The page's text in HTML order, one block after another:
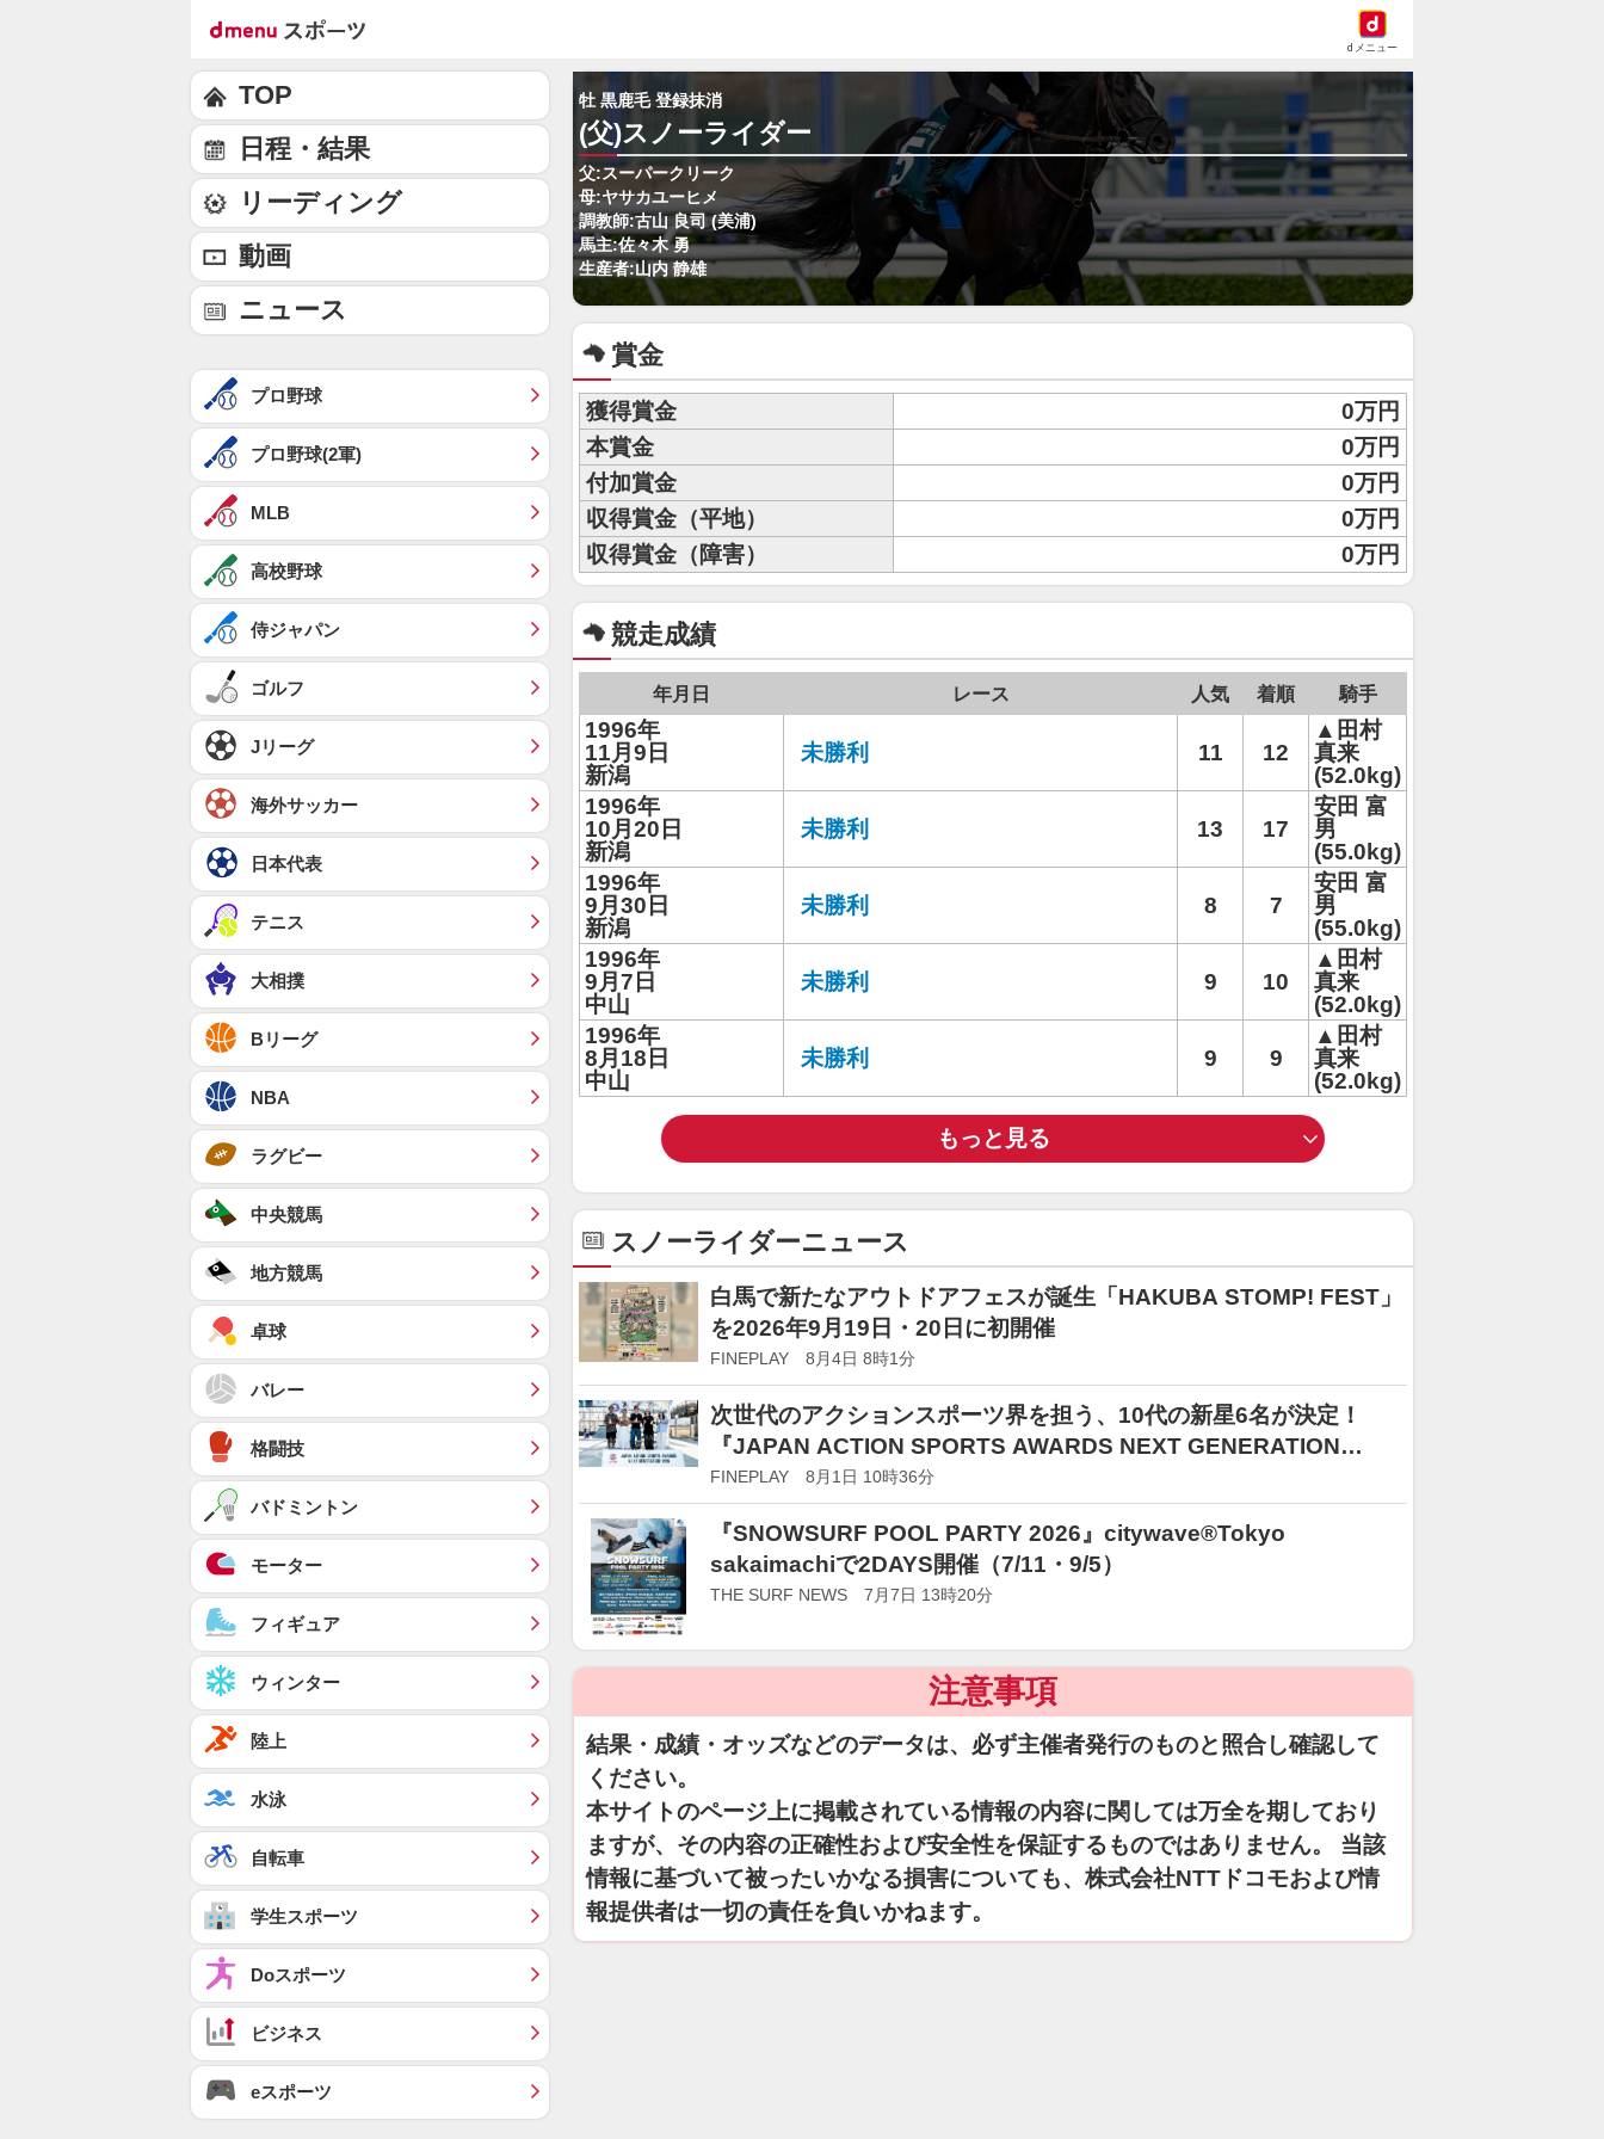
dメニュー
牡 黒鹿毛 登録抹消
(父)スノーライダー
父:スーパークリーク
母:ヤサカユーヒメ
調教師:古山 良司 (美浦)
馬主:佐々木 勇
生産者:山内 静雄
賞金
獲得賞金
0万円
本賞金
0万円
付加賞金
0万円
収得賞金（平地）
0万円
収得賞金（障害）
0万円
競走成績
年月日 レース 人気 着順 騎手
1996年
11月9日
新潟
未勝利 11 12
▲田村
真来
(52.0kg)
1996年
10月20日
新潟
未勝利 13 17
安田 富
男
(55.0kg)
1996年
9月30日
新潟
未勝利 8 7
安田 富
男
(55.0kg)
1996年
9月7日
中山
未勝利 9 10
▲田村
真来
(52.0kg)
1996年
8月18日
中山
未勝利 9 9
▲田村
真来
(52.0kg)
もっと見る
スノーライダーニュース
白馬で新たなアウトドアフェスが誕生「HAKUBA STOMP! FEST」
を2026年9月19日・20日に初開催
FINEPLAY 8月4日 8時1分
次世代のアクションスポーツ界を担う、10代の新星6名が決定！
『JAPAN ACTION SPORTS AWARDS NEXT GENERATION
2026』
FINEPLAY 8月1日 10時36分
『SNOWSURF POOL PARTY 2026』citywave®︎Tokyo
sakaimachiで2DAYS開催（7/11・9/5）
THE SURF NEWS 7月7日 13時20分
注意事項
結果・成績・オッズなどのデータは、必ず主催者発行のものと照合し確認して
ください。
本サイトのページ上に掲載されている情報の内容に関しては万全を期しており
ますが、その内容の正確性および安全性を保証するものではありません。 当該
情報に基づいて被ったいかなる損害についても、株式会社NTTドコモおよび情
報提供者は一切の責任を負いかねます。
TOP
日程・結果
リーディング
動画
ニュース
プロ野球
プロ野球(2軍)
MLB
高校野球
侍ジャパン
ゴルフ
Jリーグ
海外サッカー
日本代表
テニス
大相撲
Bリーグ
NBA
ラグビー
中央競馬
地方競馬
卓球
バレー
格闘技
バドミントン
モーター
フィギュア
ウィンター
陸上
水泳
自転車
学生スポーツ
Doスポーツ
ビジネス
eスポーツ